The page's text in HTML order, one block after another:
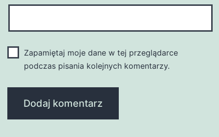
Zapamiętaj moje dane w tej przeglądarce
podczas pisania kolejnych komentarzy.